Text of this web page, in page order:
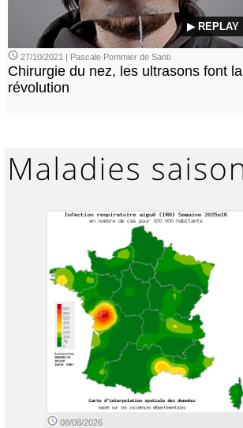
▶ REPLAY
27/10/2021 | Pascale Pommier de Santi
Chirurgie du nez, les ultrasons font la
révolution
08/08/2026